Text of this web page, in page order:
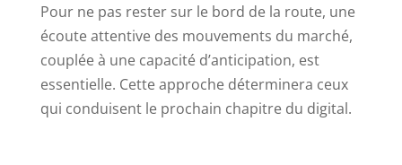
Pour ne pas rester sur le bord de la route, une
écoute attentive des mouvements du marché,
couplée à une capacité d’anticipation, est
essentielle. Cette approche déterminera ceux
qui conduisent le prochain chapitre du digital.